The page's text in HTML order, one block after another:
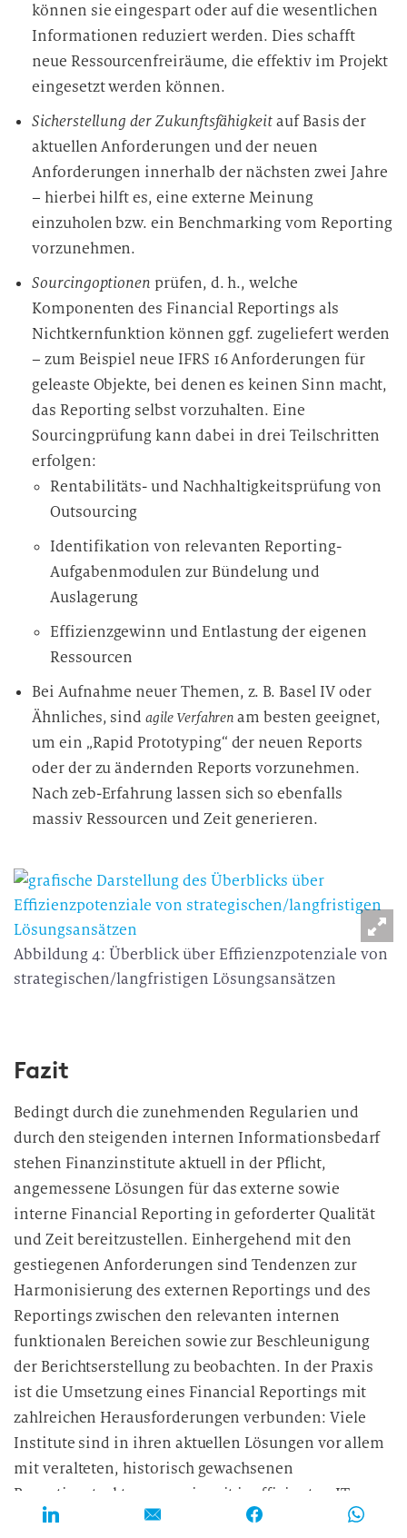
können sie eingespart oder auf die wesentlichen
Informationen reduziert werden. Dies schafft
neue Ressourcenfreiräume, die effektiv im Projekt
eingesetzt werden können.
Sicherstellung der Zukunftsfähigkeitauf Basis der
aktuellen Anforderungen und der neuen
Anforderungen innerhalb der nächsten zwei Jahre
– hierbei hilft es, eine externe Meinung
einzuholen bzw. ein Benchmarking vom Reporting
vorzunehmen.
Sourcingoptionen prüfen, d. h., welche
Komponenten des Financial Reportings als
Nichtkernfunktion können ggf. zugeliefert werden
– zum Beispiel neue IFRS 16 Anforderungen für
geleaste Objekte, bei denen es keinen Sinn macht,
das Reporting selbst vorzuhalten. Eine
Sourcingprüfung kann dabei in drei Teilschritten
erfolgen:
Rentabilitäts- und Nachhaltigkeitsprüfung von
Outsourcing
Identifikation von relevanten Reporting-
Aufgabenmodulen zur Bündelung und
Auslagerung
Effizienzgewinn und Entlastung der eigenen
Ressourcen
Bei Aufnahme neuer Themen, z. B. Basel IV oder
Ähnliches, sindagile Verfahrenam besten geeignet,
um ein „Rapid Prototyping“ der neuen Reports
oder der zu ändernden Reports vorzunehmen.
Nach zeb-Erfahrung lassen sich so ebenfalls
massiv Ressourcen und Zeit generieren.
Abbildung 4: Überblick über Effizienzpotenziale von
strategischen/langfristigen Lösungsansätzen
Fazit
Bedingt durch die zunehmenden Regularien und
durch den steigenden internen Informationsbedarf
stehen Finanzinstitute aktuell in der Pflicht,
angemessene Lösungen für das externe sowie
interne Financial Reporting in geforderter Qualität
und Zeit bereitzustellen. Einhergehend mit den
gestiegenen Anforderungen sind Tendenzen zur
Harmonisierung des externen Reportings und des
Reportings zwischen den relevanten internen
funktionalen Bereichen sowie zur Beschleunigung
der Berichtserstellung zu beobachten. In der Praxis
ist die Umsetzung eines Financial Reportings mit
zahlreichen Herausforderungen verbunden: Viele
Institute sind in ihren aktuellen Lösungen vor allem
mit veralteten, historisch gewachsenen
Reportingstrukturen sowie mit ineffizienten IT-
Architekturen und Prozessen konfrontiert. Daneben